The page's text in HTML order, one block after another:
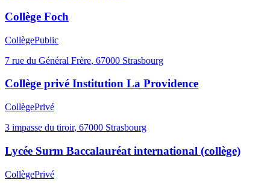
Collège Foch
CollègePublic
7 rue du Général Frère, 67000 Strasbourg
Collège privé Institution La Providence
CollègePrivé
3 impasse du tiroir, 67000 Strasbourg
Lycée Surm Baccalauréat international (collège)
CollègePrivé